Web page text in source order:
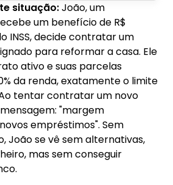
consignável e como
de margem consignável
para margem estourada
de múltiplos empréstimos
no salário do servidor público
estourada: o que fazer?
do consignado
situação:João, um
um benefício de R$
INSS, decide contratar um
para reformar a casa. Ele
ativo e suas parcelas
da renda, exatamente o limite
tentar contratar um novo
"margem
empréstimos". Sem
João se vê sem alternativas,
mas sem conseguir